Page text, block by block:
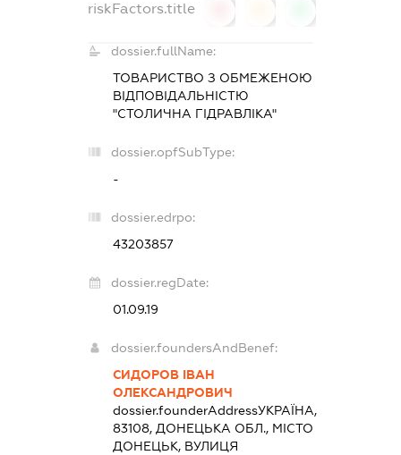
riskFactors.title
dossier.fullName:
ТОВАРИСТВО З ОБМЕЖЕНОЮ
ВІДПОВІДАЛЬНІСТЮ
"СТОЛИЧНА ГІДРАВЛІКА"
dossier.opfSubType:
-
dossier.edrpo:
43203857
dossier.regDate:
01.09.19
dossier.foundersAndBenef:
СИДОРОВ ІВАН
ОЛЕКСАНДРОВИЧ
dossier.founderAddressУКРАЇНА,
83108, ДОНЕЦЬКА ОБЛ., МІСТО
ДОНЕЦЬК, ВУЛИЦЯ